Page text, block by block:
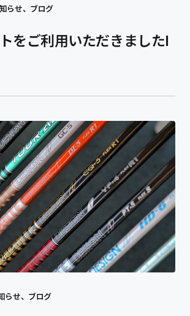
らせ ブログ
をご利用いただきましたI
らせ ブログ